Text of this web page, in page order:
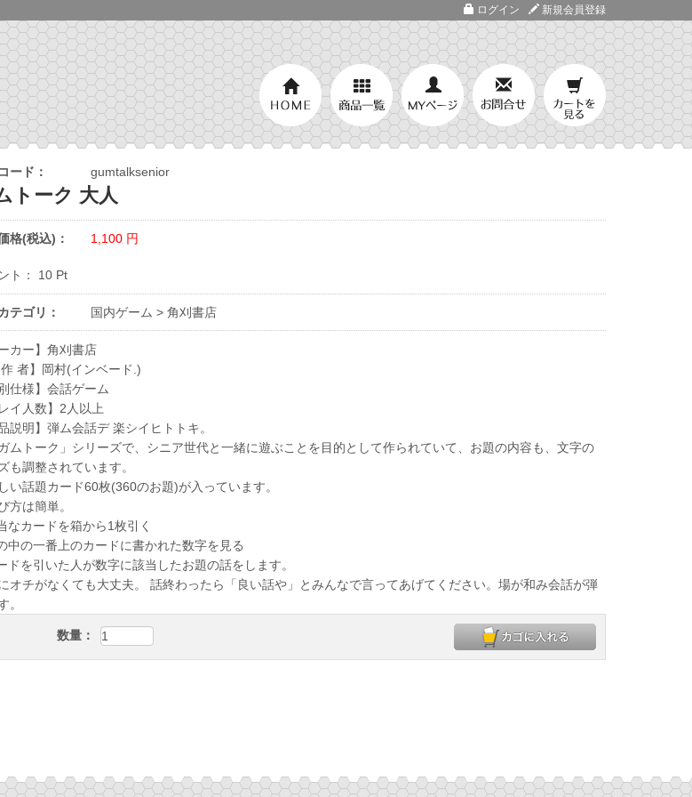
ログイン 新規会員登録
ード： gumtalksenior
トーク 大人
格(税込)： 1,100 円
ト： 10 Pt
テゴリ： 国内ゲーム > 角刈書店
ーカー】角刈書店
作 者】岡村(インベード.)
別仕様】会話ゲーム
レイ人数】2人以上
品説明】弾ム会話デ 楽シイヒトトキ。
ムトーク」シリーズで、シニア世代と一緒に遊ぶことを目的として作られていて、お題の内容も、文字の
も調整されています。
い話題カード60枚(360のお題)が入っています。
方は簡単。
なカードを箱から1枚引く
中の一番上のカードに書かれた数字を見る
ドを引いた人が数字に該当したお題の話をします。
オチがなくても大丈夫。 話終わったら「良い話や」とみんなで言ってあげてください。場が和み会話が弾
。
数量：